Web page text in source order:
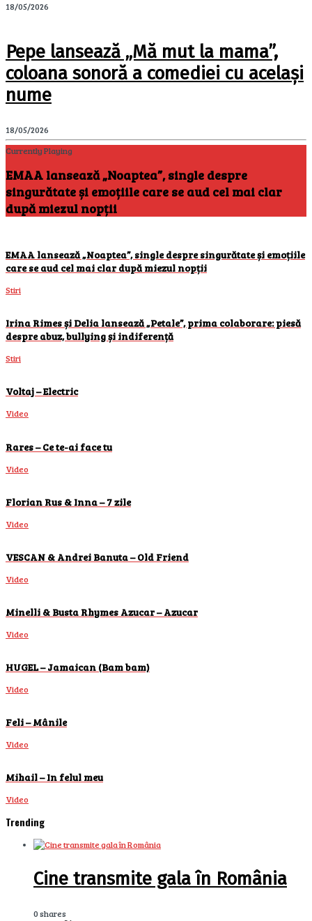
18/05/2026
Pepe lansează „Mă mut la mama”,
coloana sonoră a comediei cu același
nume
18/05/2026
Currently Playing
EMAA lansează „Noaptea”, single despre
singurătate și emoțiile care se aud cel mai clar
după miezul nopții
EMAA lansează „Noaptea”, single despre singurătate și emoțiile
care se aud cel mai clar după miezul nopții
Stiri
Irina Rimes și Delia lansează „Petale”, prima colaborare: piesă
despre abuz, bullying și indiferență
Stiri
Voltaj – Electric
Video
Rares – Ce te-ai face tu
Video
Florian Rus & Inna – 7 zile
Video
VESCAN & Andrei Banuta – Old Friend
Video
Minelli & Busta Rhymes Azucar – Azucar
Video
HUGEL – Jamaican (Bam bam)
Video
Feli – Mânile
Video
Mihail – In felul meu
Video
Trending
Cine transmite gala în România
0 shares